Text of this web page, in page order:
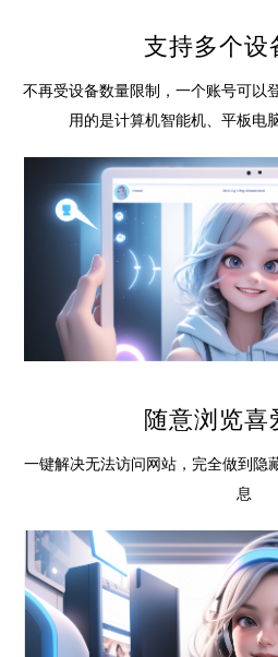
支持多个设
不再受设备数量限制，一个账号可以
用的是计算机智能机、平板电
随意浏览喜
一键解决无法访问网站，完全做到隐
息